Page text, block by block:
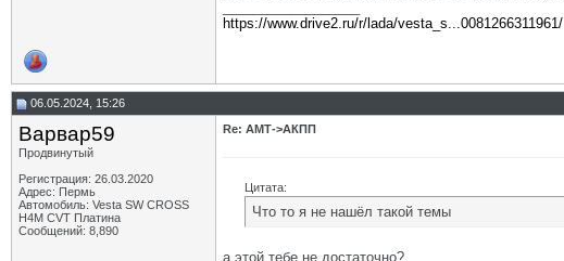
Re: АМТ->АКПП 13.05.2024,17:57
academic
МГК Re: АМТ->АКПП13.05.2024,18:45
academic
МГК
sch Re: АМТ->АКПП 15.05.2024,07:21
МГК Re: АМТ->АКПП 15.05.2024,
Ладовоз Re: АМТ->АКПП 15.05.2024,
09:21
https://www.drive2.ru/r/lada/vesta_s...0081266311961/
06.05.2024, 15:26
Варвар59
Продвинутый
Регистрация: 26.03.2020
Адрес: Пермь
Автомобиль: Vesta SW CROSS
H4M CVT Платина
Сообщений: 8,890
Re: АМТ->АКПП
Цитата:
Что то я не нашёл такой темы
а этой тебе не достаточно?